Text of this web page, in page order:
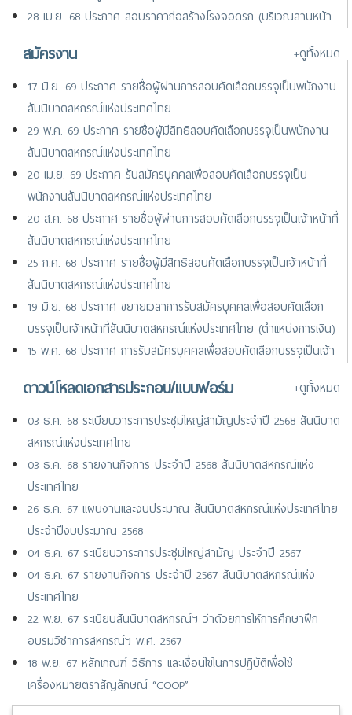
28 เม.ย. 68 ประกาศ สอบราคาก่อสร้างโรงจอดรถ (บริเวณลานหน้า
25 เม.ย. 68 ประกาศ ยกเลิกประกาศสอบราคาก่อสร้างโรงจอดรถ
(บริเวณลานหน้าพระอนุสาวรีย์พระบิดา และหน้าศูนย์แสดงสินค้าฯ)
สมัครงาน
+ดูทั้งหมด
17 มิ.ย. 69 ประกาศ รายชื่อผู้ผ่านการสอบคัดเลือกบรรจุเป็นพนักงาน
สันนิบาตสหกรณ์แห่งประเทศไทย
29 พ.ค. 69 ประกาศ รายชื่อผู้มีสิทธิสอบคัดเลือกบรรจุเป็นพนักงาน
สันนิบาตสหกรณ์แห่งประเทศไทย
20 เม.ย. 69 ประกาศ รับสมัครบุคคลเพื่อสอบคัดเลือกบรรจุเป็น
พนักงานสันนิบาตสหกรณ์แห่งประเทศไทย
20 ส.ค. 68 ประกาศ รายชื่อผู้ผ่านการสอบคัดเลือกบรรจุเป็นเจ้าหน้าที่
สันนิบาตสหกรณ์แห่งประเทศไทย
25 ก.ค. 68 ประกาศ รายชื่อผู้มีสิทธิสอบคัดเลือกบรรจุเป็นเจ้าหน้าที่
สันนิบาตสหกรณ์แห่งประเทศไทย
19 มิ.ย. 68 ประกาศ ขยายเวลาการรับสมัครบุคคลเพื่อสอบคัดเลือก
บรรจุเป็นเจ้าหน้าที่สันนิบาตสหกรณ์แห่งประเทศไทย (ตำแหน่งการเงิน)
15 พ.ค. 68 ประกาศ การรับสมัครบุคคลเพื่อสอบคัดเลือกบรรจุเป็นเจ้า
24 มิ.ย. 67 ประกาศ รายชื่อผู้ผ่านการสอบคัดเลือกบรรจุเป็นเจ้าหน้าที่
และพนักงานสันนิบาตสหกรณ์แห่งประเทศไทย
ดาวน์โหลดเอกสารประกอบ/แบบฟอร์ม
+ดูทั้งหมด
03 ธ.ค. 68 ระเบียบวาระการประชุมใหญ่สามัญประจำปี 2568 สันนิบาต
สหกรณ์แห่งประเทศไทย
03 ธ.ค. 68 รายงานกิจการ ประจำปี 2568 สันนิบาตสหกรณ์แห่ง
ประเทศไทย
26 ธ.ค. 67 แผนงานและงบประมาณ สันนิบาตสหกรณ์แห่งประเทศไทย
ประจำปีงบประมาณ 2568
04 ธ.ค. 67 ระเบียบวาระการประชุมใหญ่สามัญ ประจำปี 2567
04 ธ.ค. 67 รายงานกิจการ ประจำปี 2567 สันนิบาตสหกรณ์แห่ง
ประเทศไทย
22 พ.ย. 67 ระเบียบสันนิบาตสหกรณ์ฯ ว่าด้วยการให้การศึกษาฝึก
อบรมวิชาการสหกรณ์ฯ พ.ศ. 2567
18 พ.ย. 67 หลักเกณฑ์ วิธีการ และเงื่อนไขในการปฏิบัติเพื่อใช้
เครื่องหมายตราสัญลักษณ์ “COOP”
13 มี.ค. 67 ระเบียบสันนิบาตสหกรณ์ฯ ว่าด้วยสันนิบาตจังหวัด พ.ศ.